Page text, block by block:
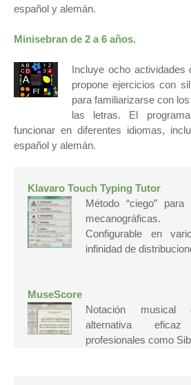
español y alemán.
Minisebran de 2 a6 años.
Incluye ocho
propone ejercicios con
para familiarizarse con
las letras. El
funcionar en diferentes idiomas,
español y alemán.
Klavaro Touch Typing Tutor
Método “ciego” para
mecanográficas.
Configurable en
infinidad de
MuseScore
Notación
alternativa
profesionales como